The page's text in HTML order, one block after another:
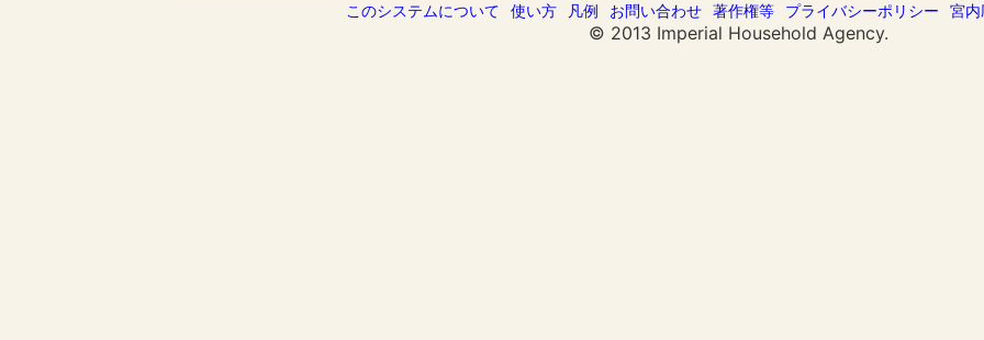
このシステムについて 使い方 凡例 お問い合わせ 著作権等 プライバシーポリシー 宮内
© 2013 Imperial Household Agency.